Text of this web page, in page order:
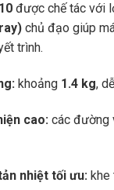
được chế tác với
chủ đạo giúp
trình.
khoảng 1.4 kg,
cao:các đường
nhiệt tối ưu: khe